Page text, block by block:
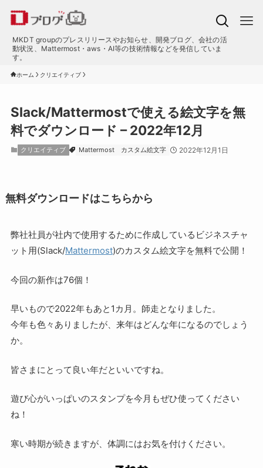
MKDT groupのプレスリリースやお知らせ、開発ブログ、会社の活
動状況、Mattermost・aws・AI等の技術情報などを発信していま
す。
ホーム クリエイティブ
Slack/Mattermostで使える絵文字を無
料でダウンロード – 2022年12月
クリエイティブ Mattermost カスタム絵文字 2022年12月1日
無料ダウンロードはこちらから
弊社社員が社内で使用するために作成しているビジネスチャ
ット用(Slack/Mattermost)のカスタム絵文字を無料で公開！
今回の新作は76個！
早いもので2022年もあと1カ月。師走となりました。
今年も色々ありましたが、来年はどんな年になるのでしょう
か。
皆さまにとって良い年だといいですね。
遊び心がいっぱいのスタンプを今月もぜひ使ってください
ね！
寒い時期が続きますが、体調にはお気を付けください。